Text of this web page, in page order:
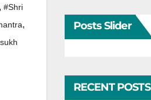
, #Shri
, Posts Slider
RECENT POSTS